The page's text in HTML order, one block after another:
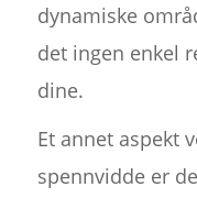
dynamiske
det ingen enkel
dine.
Et annet aspekt
spennvidde er